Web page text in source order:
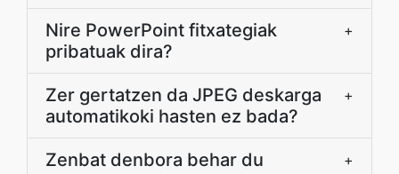
Nire PowerPoint fitxategiak
pribatuak dira?
+
Zer gertatzen da JPEG deskarga
automatikoki hasten ez bada?
+
Zenbat denbora behar du
+